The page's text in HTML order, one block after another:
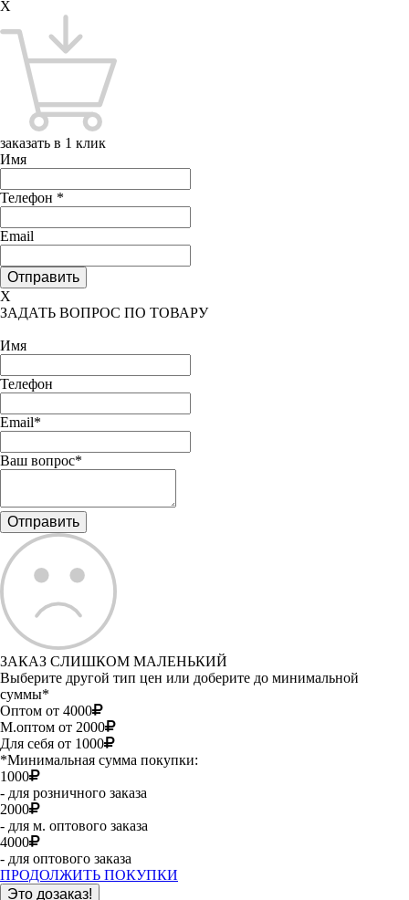
X
заказать в 1 клик
Имя
Телефон *
Email
X
ЗАДАТЬ ВОПРОС ПО ТОВАРУ
Имя
Телефон
Email*
Ваш вопрос*
ЗАКАЗ СЛИШКОМ МАЛЕНЬКИЙ
Выберите другой тип цен или доберите до минимальной
суммы*
Оптом от 4000
М.оптом от 2000
Для себя от 1000
*Минимальная сумма покупки:
1000
- для розничного заказа
2000
- для м. оптового заказа
4000
- для оптового заказа
ПРОДОЛЖИТЬ ПОКУПКИ